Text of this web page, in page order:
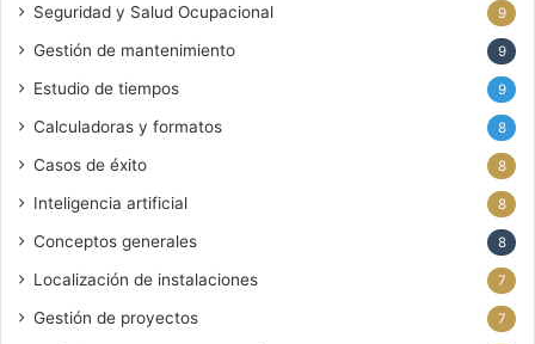
Seguridad y Salud Ocupacional 9
Gestión de mantenimiento 9
Estudio de tiempos 9
Calculadoras y formatos 8
Casos de éxito 8
Inteligencia artificial 8
Conceptos generales 8
Localización de instalaciones 7
Gestión de proyectos 7